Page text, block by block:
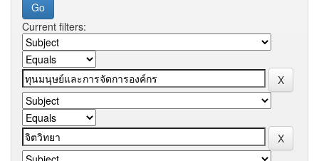
Current filters: